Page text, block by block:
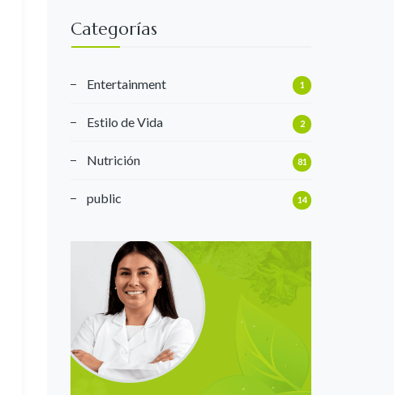
Categorías
Entertainment 1
Estilo de Vida 2
Nutrición 81
public 14